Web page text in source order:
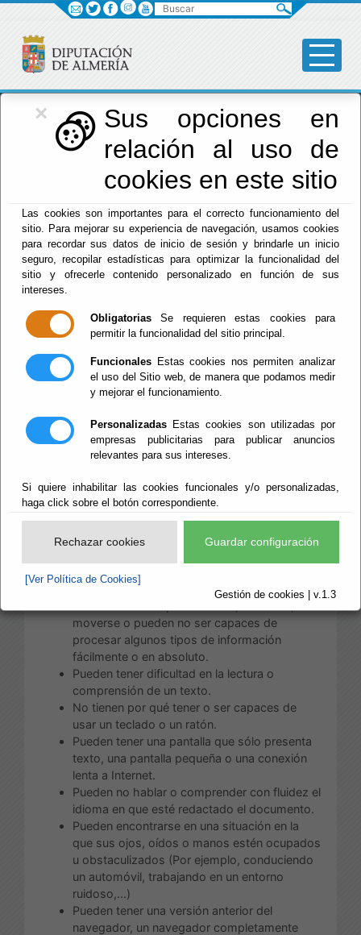
×
Sus opciones en
relación al uso de
cookies en este sitio
Las cookies son importantes para el correcto funcionamiento del
sitio. Para mejorar su experiencia de navegación, usamos cookies
para recordar sus datos de inicio de sesión y brindarle un inicio
seguro, recopilar estadísticas para optimizar la funcionalidad del
sitio y ofrecerle contenido personalizado en función de sus
intereses.
Obligatorias Se requieren estas cookies para
permitir la funcionalidad del sitio principal.
Funcionales Estas cookies nos permiten analizar
el uso del Sitio web, de manera que podamos medir
y mejorar el funcionamiento.
Personalizadas Estas cookies son utilizadas por
empresas publicitarias para publicar anuncios
relevantes para sus intereses.
Si quiere inhabilitar las cookies funcionales y/o personalizadas,
haga click sobre el botón correspondiente.
Rechazar cookies Guardar configuración
[Ver Política de Cookies]
Gestión de cookies | v.1.3
Diputación
Menú Diputación
Accesibilidad
Bajo las sigas
encuentra la normativa que emana del World Wide
Web Consortium en cuanto a accesibilidad y
buenas prácticas encaminadas a salvaguardar y
asegurar la accesibilidad de los contenidos de la
Las pautas que emanan de lasWeb Content
Accessibility Guidelinesdatan de mayo de 1999 y
de su aplicación más o menos estricta dependerá
web. El propio W3Chabla de ellas en estos
términos:“Aquellos que no estén familiarizados con
los problemas de accesibilidad relacionados con el
diseño de páginas Web, deben tener en cuneta que
contextos muy diferentes al suyo propio:
moverse o pueden no ser capaces de
procesar algunos tipos de información
fácilmente o en absoluto.
Pueden tener dificultad en la lectura o
comprensión de un texto.
No tienen por qué tener o ser capaces de
usar un teclado o un ratón.
Pueden tener una pantalla que sólo presenta
texto, una pantalla pequeña o una conexión
lenta a Internet.
Pueden no hablar o comprender con fluidez el
idioma en que esté redactado el documento.
Pueden encontrarse en una situación en la
que sus ojos, oídos o manos estén ocupados
u obstaculizados (Por ejemplo, conduciendo
un automóvil, trabajando en un entorno
ruidoso,...)
Pueden tener una versión anterior del
navegador, un navegador completamente
Buscar